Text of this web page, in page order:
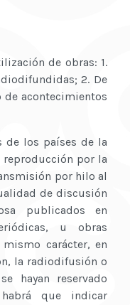
de obras: 1.
2. De
acontecimientos
de los países de la
por la
por hilo al
de discusión
publicados en
u obras
carácter, en
la radiodifusión o
hayan reservado
habrá que indicar